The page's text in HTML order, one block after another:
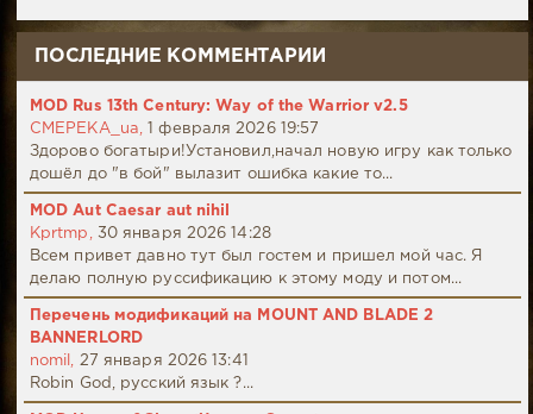
ПОСЛЕДНИЕ КОММЕНТАРИИ
MOD Rus 13th Century: Way of the Warrior v2.5
CMEPEKA_ua,
1 февраля 2026 19:57
Здорово богатыри!Установил,начал новую игру как только
дошёл до "в бой" вылазит ошибка какие то...
MOD Aut Caesar aut nihil
Kprtmp,
30 января 2026 14:28
Всем привет давно тут был гостем и пришел мой час. Я
делаю полную руссификацию к этому моду и потом...
Перечень модификаций на MOUNT AND BLADE 2
BANNERLORD
nomil,
27 января 2026 13:41
Robin God, русский язык ?...